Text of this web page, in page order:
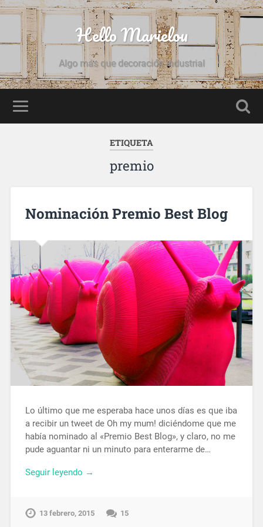
Hello Marielou
Algo más que decoración industrial
ETIQUETA
premio
Nominación Premio Best Blog
Lo último que me esperaba hace unos días es que iba
a recibir un tweet de Oh my mum! diciéndome que me
había nominado al «Premio Best Blog», y claro, no me
pude aguantar ni un minuto para enterarme de…
Seguir leyendo →
13 febrero, 2015 15